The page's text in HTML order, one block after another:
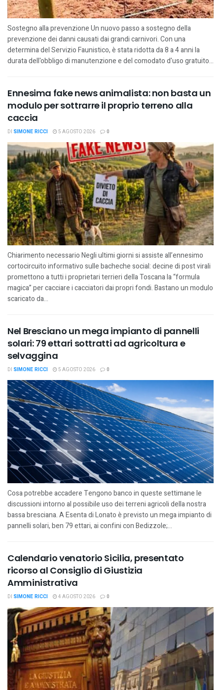
Sostegno alla prevenzione Un nuovo passo a sostegno della
prevenzione dei danni causati dai grandi carnivori. Con una
determina del Servizio Faunistico, è stata ridotta da 8 a 4 anni la
durata dell'obbligo di manutenzione e del comodato d'uso gratuito...
Ennesima fake news animalista: non basta un
modulo per sottrarre il proprio terreno alla
caccia
DI SIMONE RICCI 5 AGOSTO 2026 0
Chiarimento necessario Negli ultimi giorni si assiste all’ennesimo
cortocircuito informativo sulle bacheche social: decine di post virali
promettono a tutti i proprietari terrieri della Toscana la “formula
magica” per cacciare i cacciatori dai propri fondi. Bastano un modulo
scaricato da...
Nel Bresciano un mega impianto di pannelli
solari: 79 ettari sottratti ad agricoltura e
selvaggina
DI SIMONE RICCI 5 AGOSTO 2026 0
Cosa potrebbe accadere Tengono banco in queste settimane le
discussioni intorno al possibile uso dei terreni agricoli della nostra
bassa bresciana. A Esenta di Lonato è previsto un mega impianto di
pannelli solari, ben 79 ettari, ai confini con Bedizzole;...
Calendario venatorio Sicilia, presentato
ricorso al Consiglio di Giustizia
Amministrativa
DI SIMONE RICCI 4 AGOSTO 2026 0